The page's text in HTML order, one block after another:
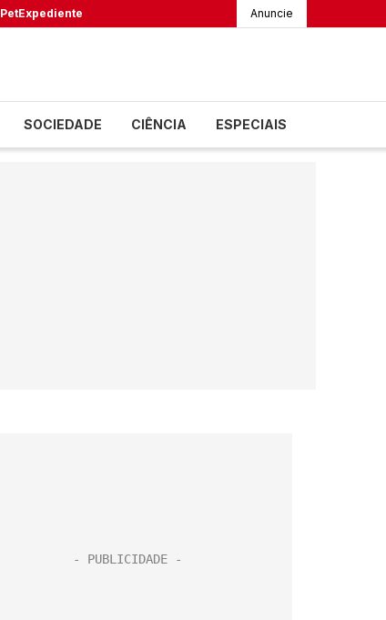
PetExpediente Anuncie
SOCIEDADE CIÊNCIA ESPECIAIS